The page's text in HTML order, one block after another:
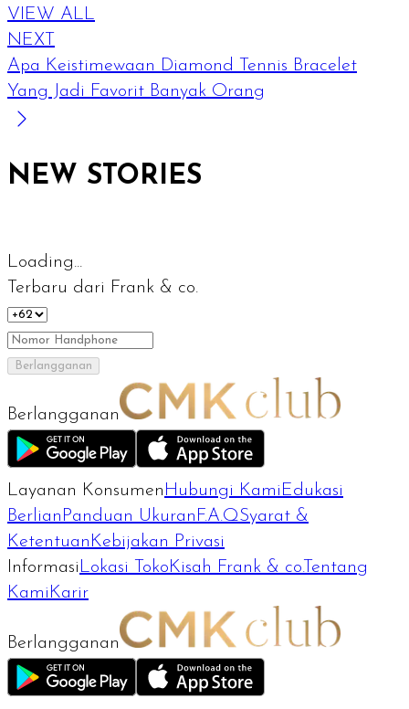
VIEW ALL
NEXT
Apa Keistimewaan Diamond Tennis Bracelet
Yang Jadi Favorit Banyak Orang
NEW STORIES
Loading...
Terbaru dari Frank & co.
Berlangganan
Berlangganan
Layanan Konsumen Hubungi Kami Edukasi
Berlian Panduan Ukuran F.A.QSyarat &
Ketentuan Kebijakan Privasi
Informasi Lokasi TokoKisah Frank & co.Tentang
Kami Karir
Berlangganan